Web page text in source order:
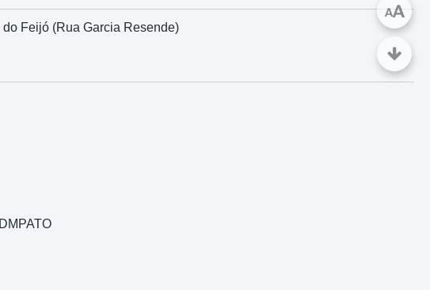
Feijó (Rua Garcia Resende)
AA